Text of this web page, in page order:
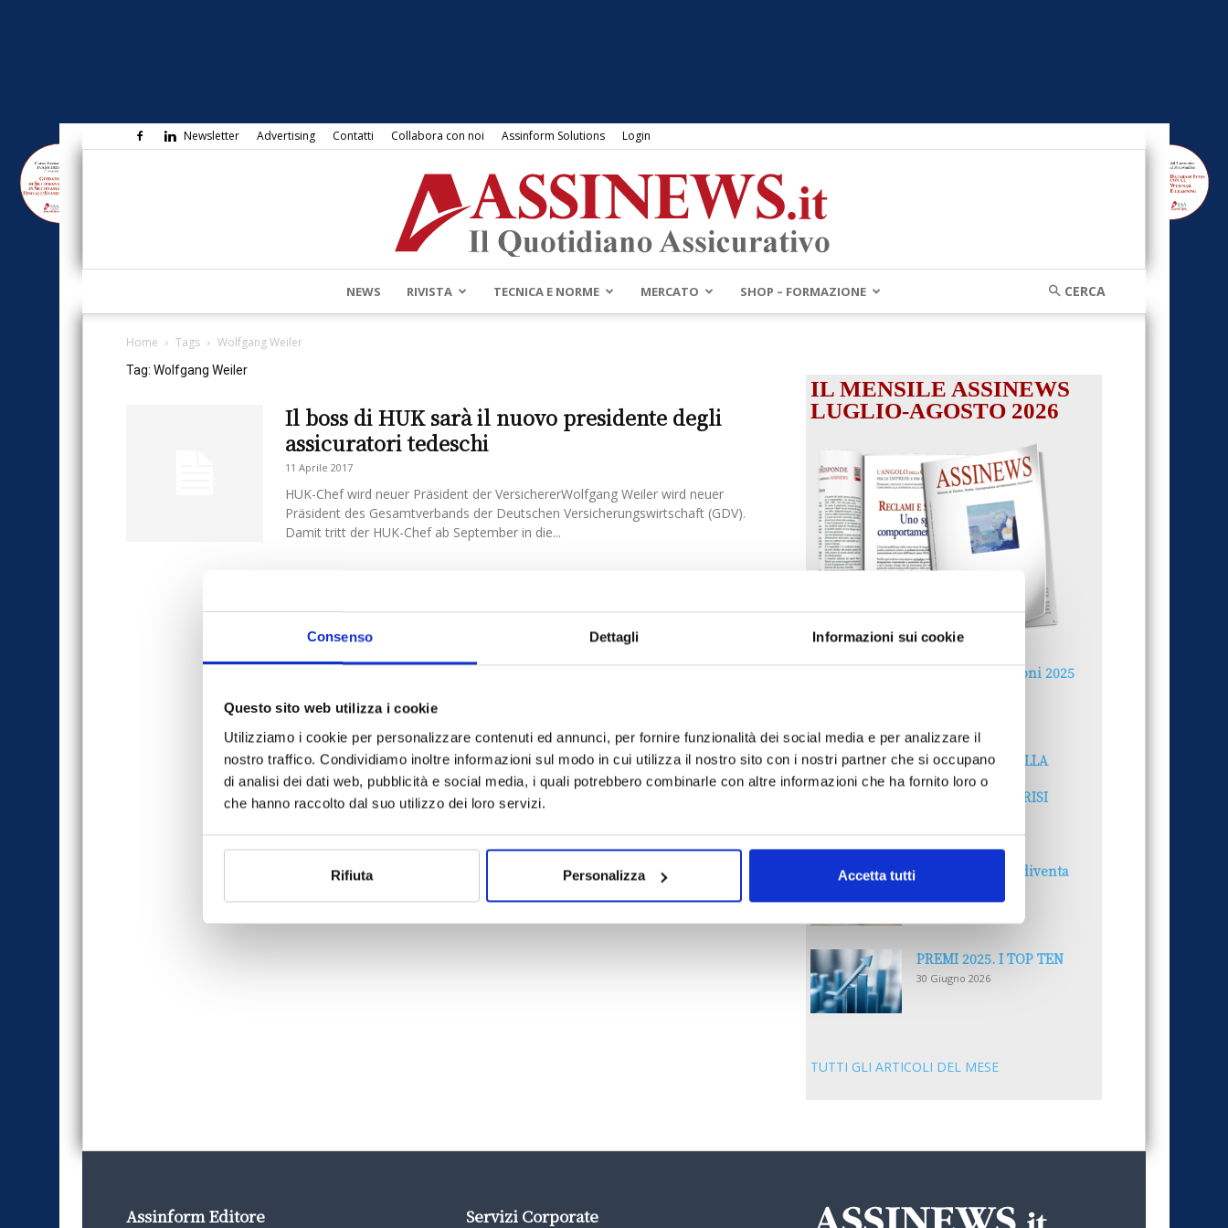
Consenso Dettagli Informazioni sui cookie
Questo sito web utilizza i cookie
Utilizziamo i cookie per personalizzare contenuti ed annunci, per fornire funzionalità dei social media e per analizzare il
nostro traffico. Condividiamo inoltre informazioni sul modo in cui utilizza il nostro sito con i nostri partner che si occupano
di analisi dei dati web, pubblicità e social media, i quali potrebbero combinarle con altre informazioni che ha fornito loro o
che hanno raccolto dal suo utilizzo dei loro servizi.
Rifiuta Personalizza Accetta tutti
Newsletter Advertising Contatti Collabora con noi Assinform Solutions Login
Assinews.it
NEWS RIVISTA TECNICA E NORME MERCATO SHOP – FORMAZIONE
Home Tags Wolfgang Weiler
Tag: Wolfgang Weiler
Il boss di HUK sarà il nuovo presidente degli
assicuratori tedeschi
11 Aprile 2017
HUK-Chef wird neuer Präsident der VersichererWolfgang Weiler wird neuer
Präsident des Gesamtverbands der Deutschen Versicherungswirtschaft (GDV).
Damit tritt der HUK-Chef ab September in die...
IL MENSILE ASSINEWS
LUGLIO-AGOSTO 2026
Reclami e sanzioni 2025
LA GESTIONE DELLA
REPUTAZIONE.
RECENSIONI E CRISI
30 Giugno 2026
Il “Modulo CAI” diventa
PREMI 2025. I TOP TEN
30 Giugno 2026
TUTTI GLI ARTICOLI DEL MESE
Assinform Editore Servizi Corporate